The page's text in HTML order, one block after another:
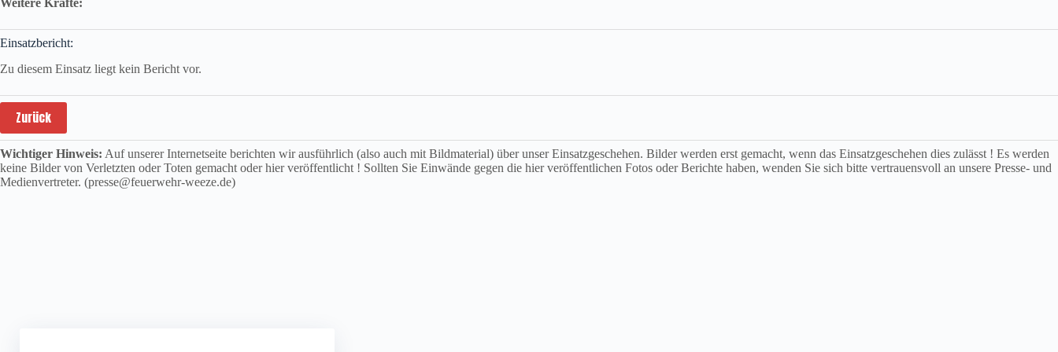
Weitere Kräfte:
Einsatzbericht:
Zu diesem Einsatz liegt kein Bericht vor.
Zurück
Wichtiger Hinweis: Auf unserer Internetseite berichten wir ausführlich (also auch mit Bildmaterial) über unser Einsatzgeschehen. Bilder werden erst gemacht, wenn das Einsatzgeschehen dies zulässt ! Es werden
keine Bilder von Verletzten oder Toten gemacht oder hier veröffentlicht ! Sollten Sie Einwände gegen die hier veröffentlichen Fotos oder Berichte haben, wenden Sie sich bitte vertrauensvoll an unsere Presse- und
Medienvertreter. (presse@feuerwehr-weeze.de)